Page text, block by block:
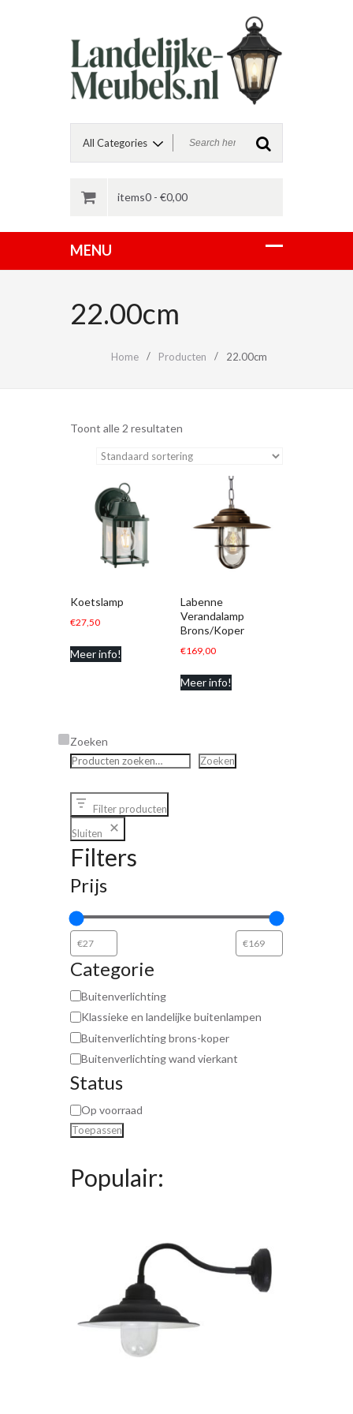
items0 - €0,00
22.00cm
Home Producten 22.00cm
Toont alle 2 resultaten
Koetslamp
€27,50
Meer info!
Labenne
Verandalamp
Brons/Koper
€169,00
Meer info!
Zoeken
Zoeken
Filter producten
Sluiten
Filters
Prijs
Categorie
Buitenverlichting
Klassieke en landelijke buitenlampen
Buitenverlichting brons-koper
Buitenverlichting wand vierkant
Status
Op voorraad
Toepassen
Populair: